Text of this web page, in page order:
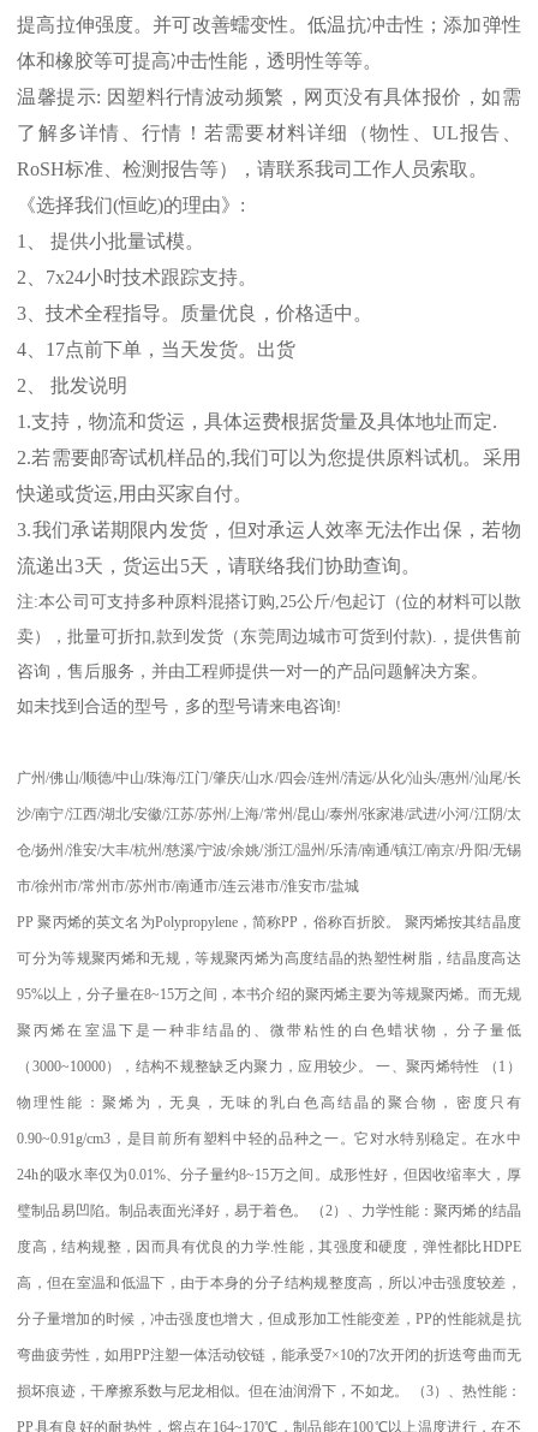
提高拉伸强度。并可改善蠕变性。低温抗冲击性；添加弹性
体和橡胶等可提高冲击性能，透明性等等。
温馨提示: 因塑料行情波动频繁，网页没有具体报价，如需
了解多详情、行情！若需要材料详细（物性、 UL报告、
RoSH标准、检测报告等），请联系我司工作人员索取。
《选择我们(恒屹)的理由》 :
1
、 提供小批量试模。
2
7x24小时技术跟踪支持。
3 、技术全程指导。质量优良，价格适中。
4
17点前下单，当天发货。出货
2 、 批发说明
1.支持，物流和货运，具体运费根据货量及具体地址而定.
2.若需要邮寄试机样品的,我们可以为您提供原料试机。采用
快递或货运,用由买家自付。
3.我们承诺期限内发货，但对承运人效率无法作出保，若物
流递出3天，货运出5天，请联络我们协助查询。
注:本公司可支持多种原料混搭订购 ,25公斤/包起订（位的材料可以散
卖），批量可折扣 ,款到发货（东莞周边城市可货到付款).
，提供售前
咨询，售后服务，并由工程师提供一对一的产品问题解决方案。
如未找到合适的型号，多的型号请来电咨询!
广州/佛山/顺德/中山/珠海/江门/肇庆/山水/四会/连州 /清远/从化/汕头/惠州/汕尾/长
沙/南宁/江西/湖北/安徽/江苏/苏州/上海/常州 /昆山/泰州 /张家港/武进/小河/江阴/太
仓/扬州 /淮安/大丰/杭州/慈溪/宁波/余姚/浙江/温州 /乐清/南通/镇江/南京/丹阳/无锡
市/徐州市/常州市/苏州市/南通市/连云港市/淮安市/盐城
PP聚丙烯的英文名为Polypropylene，简称PP ，俗称百折胶。 聚丙烯按其结晶度
可分为等规聚丙烯和无规，等规聚丙烯为高度结晶的热塑性树脂，结晶度高达
95%以上，分子量在8~15万之间，本书介绍的聚丙烯主要为等规聚丙烯。而无规
聚丙烯在室温下是一种非结晶的、微带粘性的白色蜡状物，分子量低
（ 3000~10000），结构不规整缺乏内聚力，应用较少。一、聚丙烯特性 （ 1 ）
物理性能：聚烯为，无臭，无味的乳白色高结晶的聚合物，密度只有
0.90~0.91g/cm3 ，是目前所有塑料中轻的品种之一。它对水特别稳定。在水中
24h的吸水率仅为0.01%、分子量约8~15万之间。成形性好，但因收缩率大，厚
璧制品易凹陷。制品表面光泽好，易于着色。 （2）、力学性能：聚丙烯的结晶
度高，结构规整，因而具有优良的力学.性能，其强度和硬度，弹性都比HDPE
高，但在室温和低温下，由于本身的分子结构规整度高，所以冲击强度较差，
分子量增加的时候，冲击强度也增大，但成形加工性能变差， PP的性能就是抗
弯曲疲劳性，如用PP注塑一体活动铰链，能承受7×10的7次开闭的折迭弯曲而无
损坏痕迹，干摩擦系数与尼龙相似。但在油润滑下，不如龙。 （3）、热性能：
PP具有良好的耐热性，熔点在164~170℃ ，制品能在100℃以上温度进行，在不